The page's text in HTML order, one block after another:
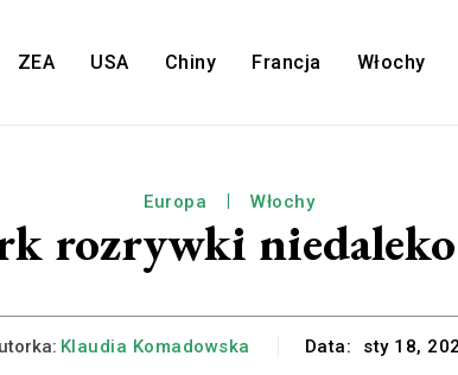
ZEA USA Chiny Francja Włochy
Europa Włochy
rozrywki niedaleko
Klaudia Komadowska Data: sty 18,